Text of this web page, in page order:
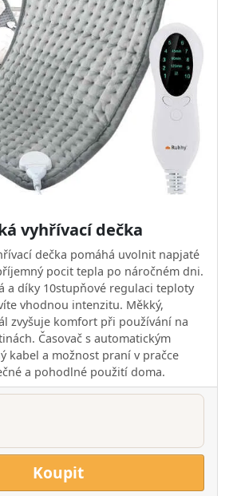
vyhřívací dečka
dečka pomáhá uvolnit napjaté
pocit tepla po náročném dni.
a díky 10stupňové regulaci teploty
vhodnou intenzitu. Měkký,
zvyšuje komfort při používání na
Časovač s automatickým
kabel a možnost praní v pračce
a pohodlné použití doma.
Koupit